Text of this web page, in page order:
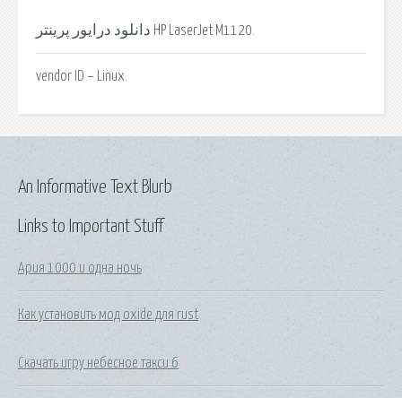
دانلود درایور پرینتر HP LaserJet M1120.
vendor ID – Linux.
Links to Important Stuff
Ария 1000 и одна ночь
Как установить мод oxide для rust
Скачать игру небесное такси 6
An Informative Text Blurb